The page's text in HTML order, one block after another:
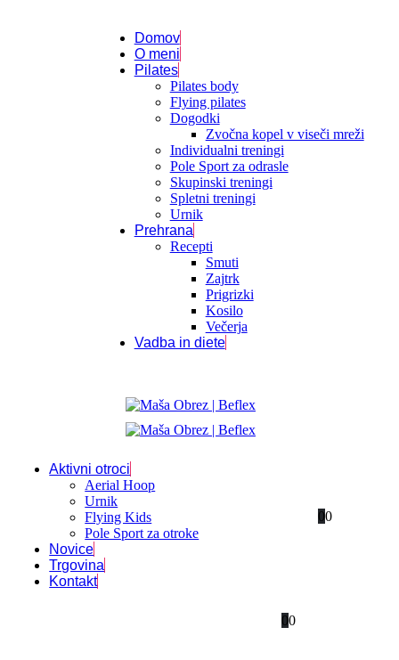
Domov
O meni
Pilates
Pilates body
Flying pilates
Dogodki
Zvočna kopel v viseči mreži
Individualni treningi
Pole Sport za odrasle
Skupinski treningi
Spletni treningi
Urnik
Prehrana
Recepti
Smuti
Zajtrk
Prigrizki
Kosilo
Večerja
Vadba in diete
Aktivni otroci
Aerial Hoop
Urnik
Flying Kids
Pole Sport za otroke
Novice
Trgovina
Kontakt
00
00